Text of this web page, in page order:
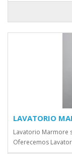
LAVATORIO
Lavatorio Marmore
Oferecemos